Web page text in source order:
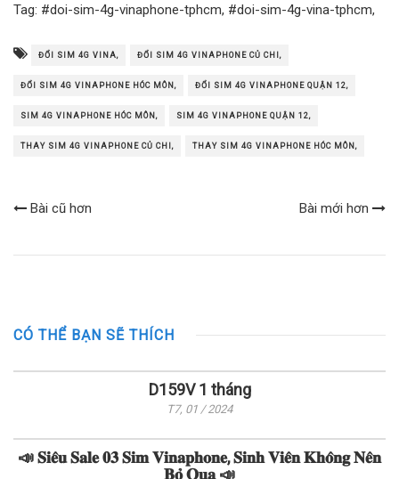
Tag: #doi-sim-4g-vinaphone-tphcm, #doi-sim-4g-vina-tphcm,
ĐỔI SIM 4G VINA, ĐỔI SIM 4G VINAPHONE CỦ CHI,
ĐỔI SIM 4G VINAPHONE HÓC MÔN, ĐỔI SIM 4G VINAPHONE QUẬN 12,
SIM 4G VINAPHONE HÓC MÔN, SIM 4G VINAPHONE QUẬN 12,
THAY SIM 4G VINAPHONE CỦ CHI, THAY SIM 4G VINAPHONE HÓC MÔN,
Bài cũ hơn Bài mới hơn
CÓ THỂ BẠN SẼ THÍCH
D159V 1 tháng
T7, 01 / 2024
📣 𝐒𝐢𝐞̂𝐮 𝐒𝐚𝐥𝐞 𝟎𝟑 𝐒𝐢𝐦 𝐕𝐢𝐧𝐚𝐩𝐡𝐨𝐧𝐞, 𝐒𝐢𝐧𝐡 𝐕𝐢𝐞̂𝐧 𝐊𝐡𝐨̂𝐧𝐠 𝐍𝐞̂𝐧
𝐁𝐨̉ 𝐐𝐮𝐚 📣